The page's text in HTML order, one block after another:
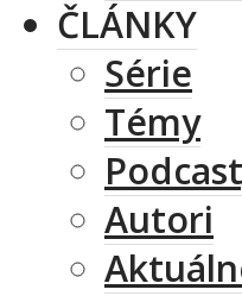
ČLÁNKY
Série
Témy
Autori